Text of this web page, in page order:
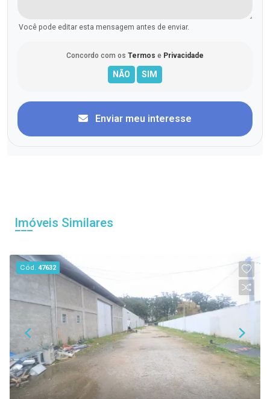
Você pode editar esta mensagem antes de enviar.
Concordo com os Termos e Privacidade
Enviar meu interesse
Imóveis Similares
Cód.47632